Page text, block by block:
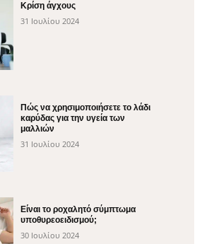
Κρίση άγχους
31 Ιουλίου 2024
Πώς να χρησιμοποιήσετε το λάδι
καρύδας για την υγεία των
μαλλιών
31 Ιουλίου 2024
Είναι το ροχαλητό σύμπτωμα
υποθυρεοειδισμού;
30 Ιουλίου 2024